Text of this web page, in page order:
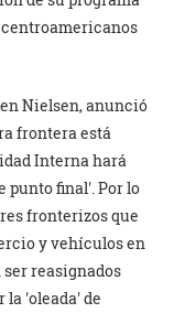
Nielsen, anunció
frontera está
Interna hará
punto final . Por lo
fronterizos que
y vehículos en
reasignados
la oleada de